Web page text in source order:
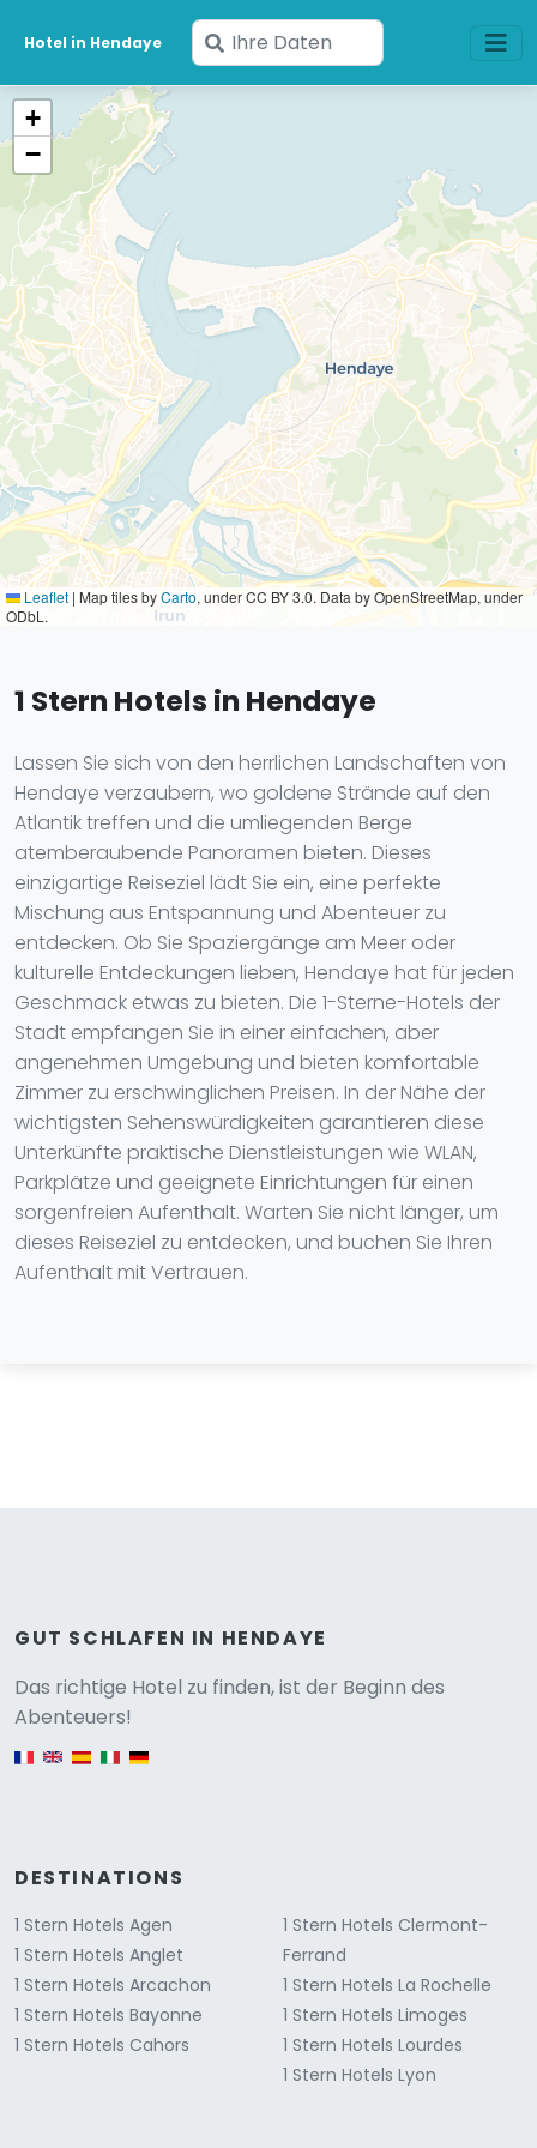
Hotel in Hendaye
Geben
Sie
+
−
Leaflet | Map tiles byCarto, under CC BY 3.0. Data by OpenStreetMap, under
ODbL.
1 Stern Hotels in Hendaye
Lassen Sie sich von den herrlichen Landschaften von
Hendaye verzaubern, wo goldene Strände auf den
Atlantik treffen und die umliegenden Berge
atemberaubende Panoramen bieten. Dieses
einzigartige Reiseziel lädt Sie ein, eine perfekte
Mischung aus Entspannung und Abenteuer zu
entdecken. Ob Sie Spaziergänge am Meer oder
kulturelle Entdeckungen lieben, Hendaye hat für jeden
Geschmack etwas zu bieten. Die 1-Sterne-Hotels der
Stadt empfangen Sie in einer einfachen, aber
angenehmen Umgebung und bieten komfortable
Zimmer zu erschwinglichen Preisen. In der Nähe der
wichtigsten Sehenswürdigkeiten garantieren diese
Unterkünfte praktische Dienstleistungen wie WLAN,
Parkplätze und geeignete Einrichtungen für einen
sorgenfreien Aufenthalt. Warten Sie nicht länger, um
dieses Reiseziel zu entdecken, und buchen Sie Ihren
Aufenthalt mit Vertrauen.
GUT SCHLAFEN IN HENDAYE
Das richtige Hotel zu finden, ist der Beginn des
Abenteuers!
DESTINATIONS
1 Stern Hotels Agen
1 Stern Hotels Anglet
1 Stern Hotels Arcachon
1 Stern Hotels Bayonne
1 Stern Hotels Cahors
1 Stern Hotels Clermont-
Ferrand
1 Stern Hotels La Rochelle
1 Stern Hotels Limoges
1 Stern Hotels Lourdes
1 Stern Hotels Lyon